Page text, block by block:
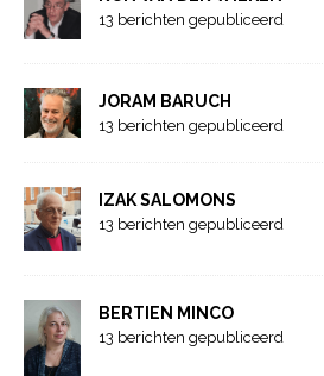
13 berichten gepubliceerd
JORAM BARUCH
13 berichten gepubliceerd
IZAK SALOMONS
13 berichten gepubliceerd
BERTIEN MINCO
13 berichten gepubliceerd